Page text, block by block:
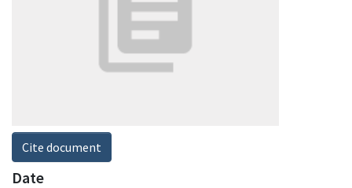
Cite document
Date